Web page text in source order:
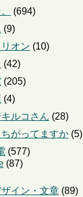
(694)
(9)
オン (10)
(42)
(205)
(4)
ルコさん (28)
がってますか (5)
(577)
(87)
イン・文章 (89)